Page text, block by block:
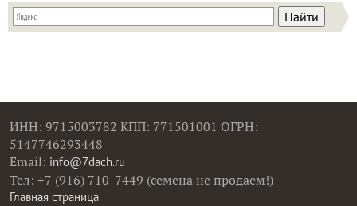
ИНН: 9715003782 КПП: 771501001 ОГРН:
5147746293448
Email: info@7dach.ru
Тел: +7 (916) 710-7449 (семена не продаем!)
Главная страница